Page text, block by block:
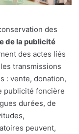
des
de la publicité
des actes liés
transmissions
: vente, donation,
publicité foncière
durées, de
peuvent,